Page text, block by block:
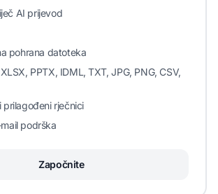
AI prijevod
pohrana datoteka
PPTX, IDML, TXT, JPG, PNG, CSV,
prilagođeni rječnici
podrška
Započnite